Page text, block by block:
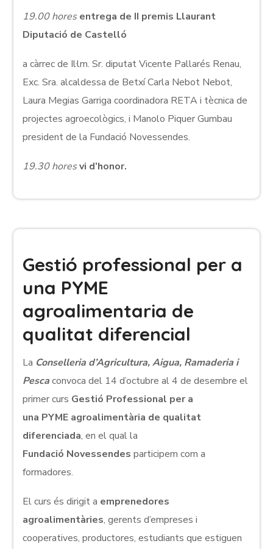
19.00 horesentrega de II premis Llaurant
Diputació de Castelló
a càrrec de Il·lm. Sr. diputat Vicente Pallarés Renau,
Exc. Sra. alcaldessa de Betxí Carla Nebot Nebot,
Laura Megias Garriga coordinadora RETA i tècnica de
projectes agroecològics, i Manolo Piquer Gumbau
president de la Fundació Novessendes.
19.30 horesvi d’honor.
Gestió professional per a
una PYME
agroalimentaria de
qualitat diferencial
La Conselleria d’Agricultura, Aigua, Ramaderia i
Pescaconvoca del 14 d’octubre al 4 de desembre el
primer curs Gestió Professional per a
una PYME agroalimentària de qualitat
diferenciada, en el qual la
Fundació Novessendesparticipem com a
formadores.
El curs és dirigit a emprenedores
agroalimentàries, gerents d’empreses i
cooperatives, productores, estudiants que estiguen